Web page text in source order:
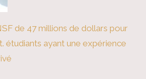
de 47 millions de dollars pour
étudiants ayant une expérience